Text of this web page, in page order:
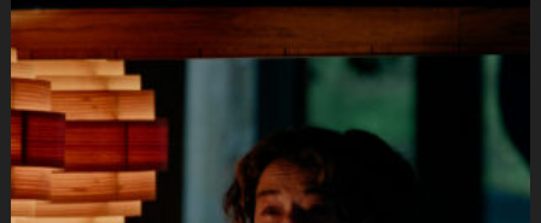
シ
ョ
ン